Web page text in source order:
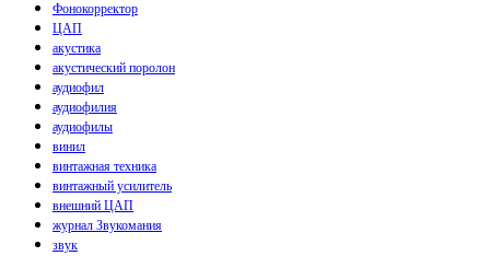
Фонокорректор
ЦАП
акустика
акустический поролон
аудиофил
аудиофилия
аудиофилы
винил
винтажная техника
винтажный усилитель
внешний ЦАП
журнал Звукомания
звук